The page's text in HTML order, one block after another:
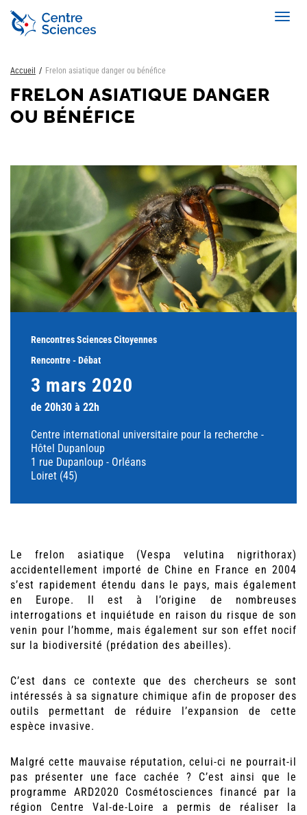
Aller
contenu
Accueil Frelon asiatique danger ou bénéfice
FRELON ASIATIQUE DANGER
OU BÉNÉFICE
Rencontres Sciences Citoyennes
Rencontre - Débat
3 mars 2020
de 20h30 à 22h
Centre international universitaire pour la recherche -
Hôtel Dupanloup
1 rue Dupanloup - Orléans
Loiret (45)
Le frelon asiatique (Vespa velutina nigrithorax)
accidentellement importé de Chine en France en 2004
s’est rapidement étendu dans le pays, mais également
en Europe. Il est à l’origine de nombreuses
interrogations et inquiétude en raison du risque de son
venin pour l’homme, mais également sur son effet nocif
sur la biodiversité (prédation des abeilles).
C’est dans ce contexte que des chercheurs se sont
intéressés à sa signature chimique afin de proposer des
outils permettant de réduire l’expansion de cette
espèce invasive.
Malgré cette mauvaise réputation, celui-ci ne pourrait-il
pas présenter une face cachée ? C’est ainsi que le
programme ARD2020 Cosmétosciences financé par la
région Centre Val-de-Loire a permis de réaliser la